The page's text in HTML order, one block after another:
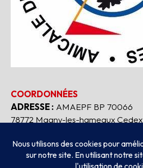
COORDONNÉES
ADRESSE : AMAEPF BP 70066
78772 Magny-les-hameaux Cedex